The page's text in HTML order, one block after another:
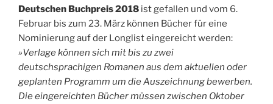
Deutschen Buchpreis 2018 ist gefallen und vom 6.
Februar bis zum 23. März können Bücher für eine
Nominierung auf der Longlist eingereicht werden:
»Verlage können sich mit bis zu zwei
deutschsprachigen Romanen aus dem aktuellen oder
geplanten Programm um die Auszeichnung bewerben.
Die eingereichten Bücher müssen zwischen Oktober